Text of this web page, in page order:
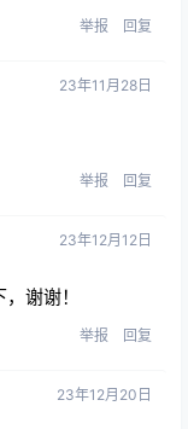
举报 回复
23年11月28日
举报 回复
23年12月12日
谢谢！
举报 回复
23年12月20日